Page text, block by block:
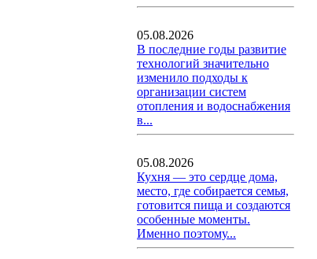
05.08.2026
В последние годы развитие
технологий значительно
изменило подходы к
организации систем
отопления и водоснабжения
в...
05.08.2026
Кухня — это сердце дома,
место, где собирается семья,
готовится пища и создаются
особенные моменты.
Именно поэтому...